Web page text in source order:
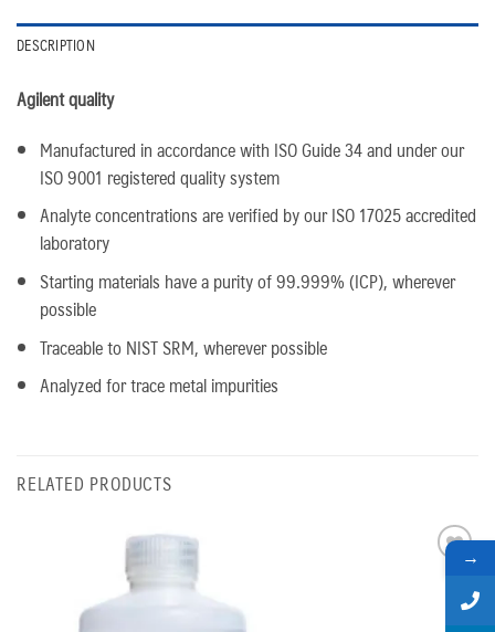
DESCRIPTION
Agilent quality
Manufactured in accordance with ISO Guide 34 and under our
ISO 9001 registered quality system
Analyte concentrations are verified by our ISO 17025 accredited
laboratory
Starting materials have a purity of 99.999% (ICP), wherever
possible
Traceable to NIST SRM, wherever possible
Analyzed for trace metal impurities
RELATED PRODUCTS
wishlist
→